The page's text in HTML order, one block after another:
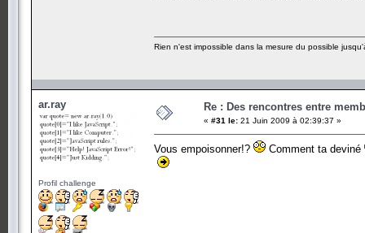
Rien n'est impossible dans la mesure du possible
ar.ray
Profil challenge
Re : Des rencontres entre
« #31 le: 21 Juin 2009 à 02:39:37 »
Vous empoisonner!? Comment ta deviné